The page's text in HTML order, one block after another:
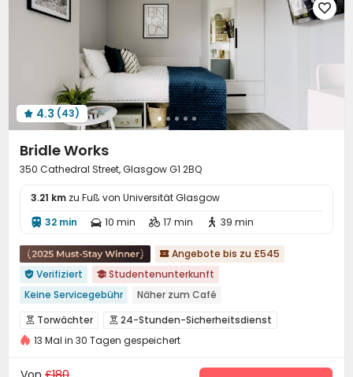
Selbststudienraum Halle
Abstellplatz für Fahrräder
Automatisierter Verkaufsautomat
Lounge für Bewohner Gemeinschaftsküche
Bibliothek Fitnessstudio Kino KTV
 Gesundheitszentrum Couchtisch
 Instrumentenraum
mülllagerbereich

 4.3 (43)
Bridle Works
350 Cathedral Street, Glasgow G1 2BQ
3.21 km zu Fuß von Universität Glasgow
 32 min  10 min  17 min  39 min
 Angebote bis zu £545
 Verifiziert  Studentenunterkunft
Keine Servicegebühr
Näher zum Café
in der nähe eines chinesischen restaurants
in der nähe der chinesischen super league
 Torwächter  24-Stunden-Sicherheitsdienst
Überwachungssystem Löschanlage
13 Mal in 30 Tagen gespeichert